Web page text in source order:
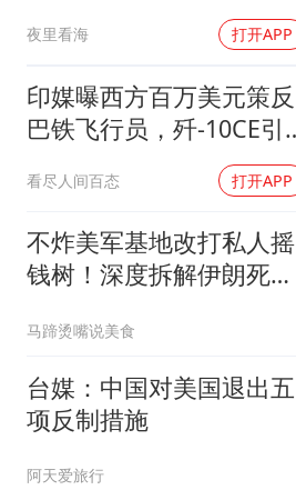
夜里看海 打开APP
印媒曝西方百万美元策反
巴铁飞行员，歼-10CE引
看尽人间百态 打开APP
不炸美军基地改打私人摇
钱树！深度拆解伊朗死掐
招到底有多绝？
马蹄烫嘴说美食
台媒：中国对美国退出五
项反制措施
阿天爱旅行